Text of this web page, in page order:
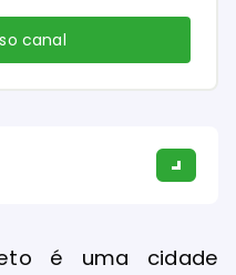
canal
é uma cidade